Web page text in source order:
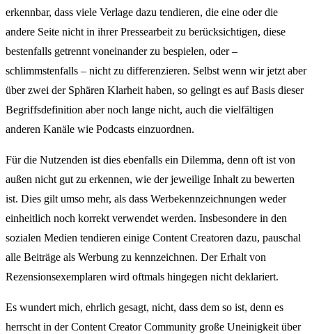
erkennbar, dass viele Verlage dazu tendieren, die eine oder die
andere Seite nicht in ihrer Pressearbeit zu berücksichtigen, diese
bestenfalls getrennt voneinander zu bespielen, oder –
schlimmstenfalls – nicht zu differenzieren. Selbst wenn wir jetzt aber
über zwei der Sphären Klarheit haben, so gelingt es auf Basis dieser
Begriffsdefinition aber noch lange nicht, auch die vielfältigen
anderen Kanäle wie Podcasts einzuordnen.
Für die Nutzenden ist dies ebenfalls ein Dilemma, denn oft ist von
außen nicht gut zu erkennen, wie der jeweilige Inhalt zu bewerten
ist. Dies gilt umso mehr, als dass Werbekennzeichnungen weder
einheitlich noch korrekt verwendet werden. Insbesondere in den
sozialen Medien tendieren einige Content Creatoren dazu, pauschal
alle Beiträge als Werbung zu kennzeichnen. Der Erhalt von
Rezensionsexemplaren wird oftmals hingegen nicht deklariert.
Es wundert mich, ehrlich gesagt, nicht, dass dem so ist, denn es
herrscht in der Content Creator Community große Uneinigkeit über